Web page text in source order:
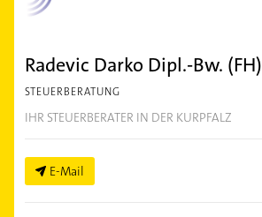
Radevic Darko Dipl.-Bw. (FH)
STEUERBERATUNG
IHR STEUERBERATER IN DER KURPFALZ
E-Mail